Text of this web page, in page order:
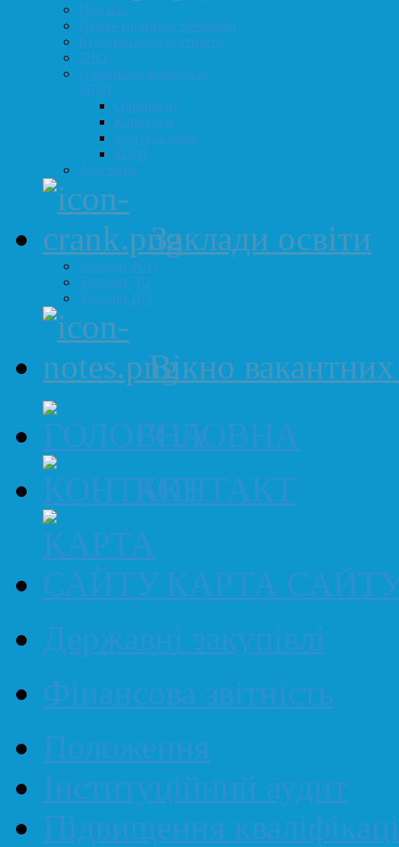
Про нас
Графік прийому громадян
Відділ молоді та спорту
ЗНО
Олімпіади, конкурси,
МАН
Олімпіади
Конкурси
Учитель року
МАН
Атестація
Заклади освіти
Заклади ЗСО
Заклади ДО
Заклади ПО
Вікно
ГОЛОВНА
КОНТАКТ
КАРТА
Державні закупівлі
Фінансова звітність
Положення
Інституційний аудит
Підвищення